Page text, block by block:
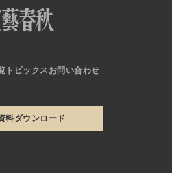
トピックス お問い合わせ
料ダウンロード